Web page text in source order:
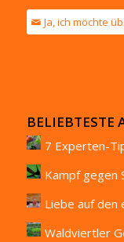
Ja, ich möchte
BELIEBTESTE
7 Experten-
Kampf gegen
Liebe auf den
Waldviertler